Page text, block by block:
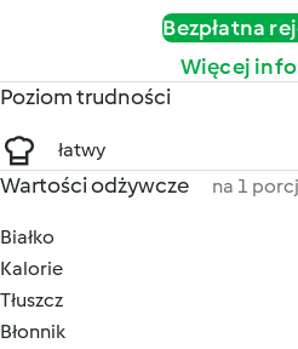
Bezpłatna
Więcej
Poziom trudności
łatwy
Wartości odżywcze na 1
Białko
Kalorie
Tłuszcz
Błonnik